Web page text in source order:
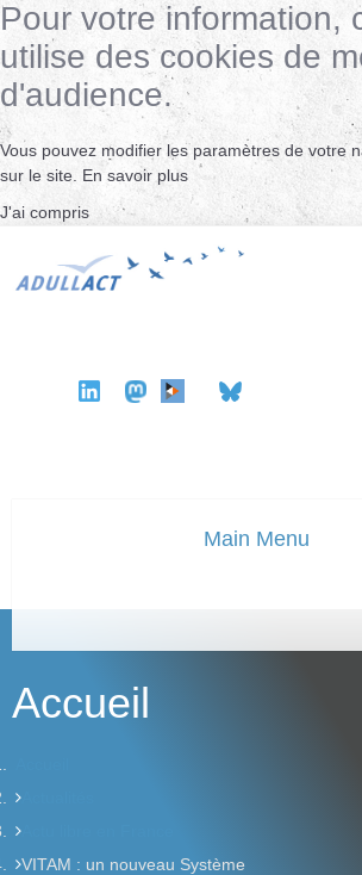
Pour votre information,
utilise des cookies de
d'audience.
Vous pouvez modifier les paramètres de votre
sur le site. En savoir plus
J'ai compris
Accueil
VITAM : un nouveau Système